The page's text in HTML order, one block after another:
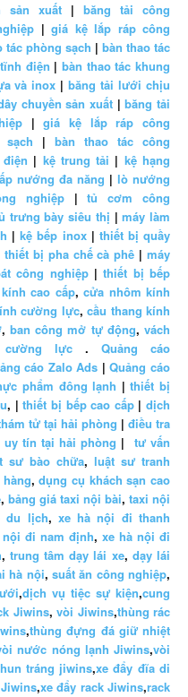
sản xuất | băng tải công
|giá kệ lắp ráp công
tác phòng sạch | bàn thao tác
điện | bàn thao tác khung
và inox |băng tải lưới chịu
chuyền sản xuất |băng tải
|giá kệ lắp ráp công
| bàn thao tác công
| kệ trung tải | kệ hạng
nướng đa năng |lò nướng
nghiệp|tủ cơm công
trưng bày siêu thị |máy làm
|kệ bếp inox| thiết bị quầy
thiết bị pha chế cà phê | máy
công nghiệp|thiết bị bếp
cao cấp,cửa nhôm kính
cường lực, cầu thang kính
, ban công mở tự động, vách
lực . Quảng cáo
cáo Zalo Ads |Quảng cáo
phẩm đông lạnh |thiết bị
, |thiết bị bếp cao cấp|dịch
tử tại hải phòng | điều tra
tín tại hải phòng | tư vấn
sư bào chữa, luật sư tranh
,dụng cụ khách sạn cao
, bảng giá taxi nội bài, taxi nội
du lịch, xe hà nội đi thanh
nội đi nam định,xe hà nội đi
, trung tâm dạy lái xe, dạy lái
hà nội,suất ăn công nghiệp,
,dịch vụ tiệc sự kiện,cung
Jiwins, vòi Jiwins,thùng rác
,thùng đựng đá giữ nhiệt
nước nóng lạnh Jiwins,vòi
tráng jiwins,xe đẩy đĩa di
,xe đẩy rack Jiwins,rack